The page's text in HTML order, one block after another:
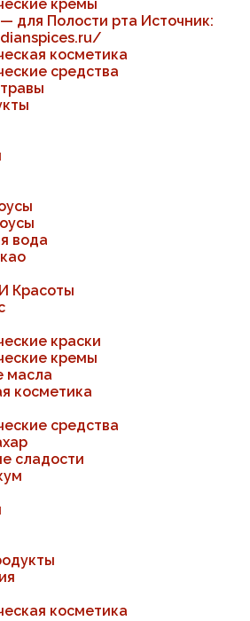
кремы
для Полости рта Источник:
косметика
средства
вода
Красоты
краски
кремы
масла
косметика
средства
сладости
косметика